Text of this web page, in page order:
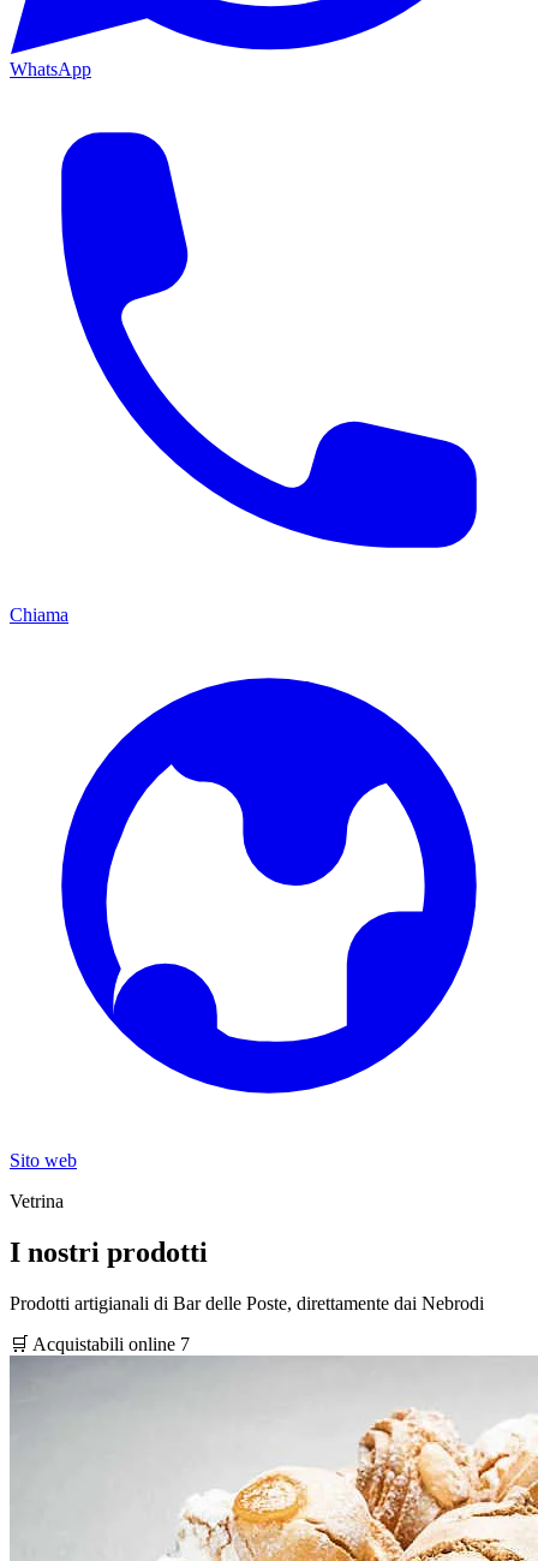
WhatsApp
Chiama
Sito web
Vetrina
I nostri prodotti
Prodotti artigianali di Bar delle Poste, direttamente dai Nebrodi
🛒 Acquistabili online 7